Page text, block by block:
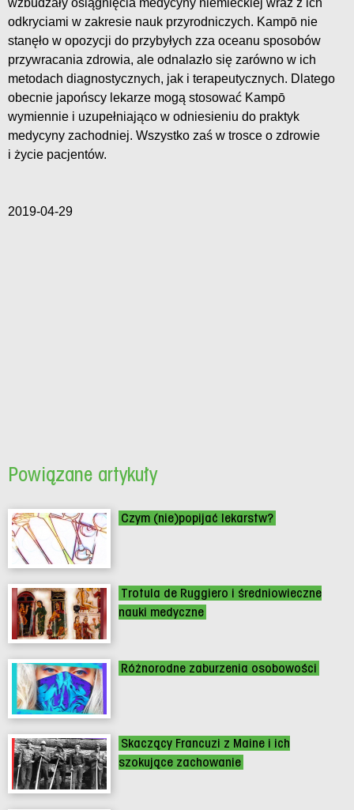
odkryciami w zakresie nauk przyrodniczych. Kampō nie
stanęło w opozycji do przybyłych zza oceanu sposobów
przywracania zdrowia, ale odnalazło się zarówno w ich
metodach diagnostycznych, jak i terapeutycznych. Dlatego
obecnie japońscy lekarze mogą stosować Kampō
wymiennie i uzupełniająco w odniesieniu do praktyk
medycyny zachodniej. Wszystko zaś w trosce o zdrowie
i życie pacjentów.
2019-04-29
Powiązane artykuły
Czym (nie)popijać lekarstw?
Trotula de Ruggiero i średniowieczne
nauki medyczne
Różnorodne zaburzenia osobowości
Skaczący Francuzi z Maine i ich
szokujące zachowanie